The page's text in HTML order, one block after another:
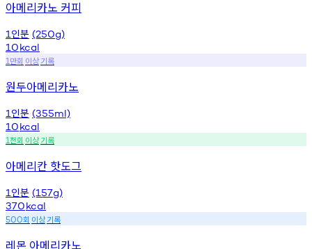
아메리카노 커피
1 인분 (250g)
10kcal
1 만회 이상기록
원두아메리카노
1 인분 (355ml)
10kcal
1천회 이상기록
아메리칸 핫도그
1 인분 (157g)
370kcal
500회 이상기록
레몬 아메리카노